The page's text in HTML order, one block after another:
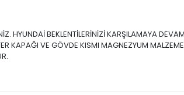
HYUNDAİ BEKLENTİLERİNİZİ KARŞILAMAYA
KAPAĞI VE GÖVDE KISMI MAGNEZYUM